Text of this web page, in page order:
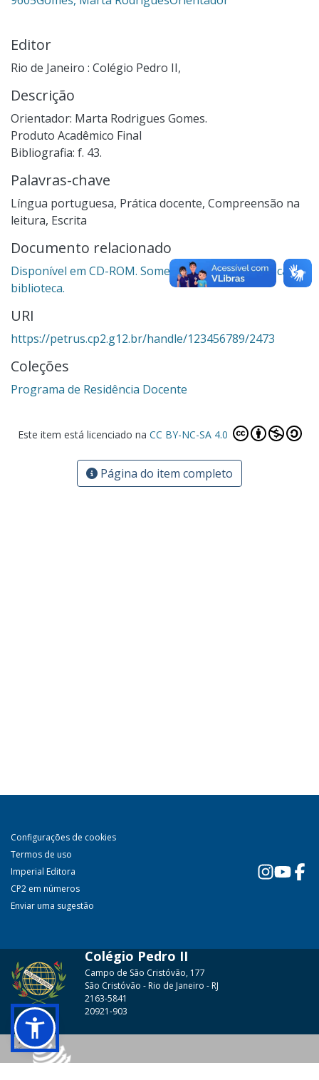
Editor
Rio de Janeiro : Colégio Pedro II,
Descrição
Orientador: Marta Rodrigues Gomes.
Produto Acadêmico Final
Bibliografia: f. 43.
Palavras-chave
Língua portuguesa, Prática docente, Compreensão na
leitura, Escrita
Documento relacionado
Disponível em CD-ROM. Somente para consulta local na
biblioteca.
URI
https://petrus.cp2.g12.br/handle/123456789/2473
Coleções
Programa de Residência Docente
Este item está licenciado na CC BY-NC-SA 4.0
Página do item completo
Configurações de cookies
Termos de uso
Imperial Editora
CP2 em números
Enviar uma sugestão
Colégio Pedro II
Campo de São Cristóvão, 177
São Cristóvão - Rio de Janeiro - RJ
2163-5841
20921-903